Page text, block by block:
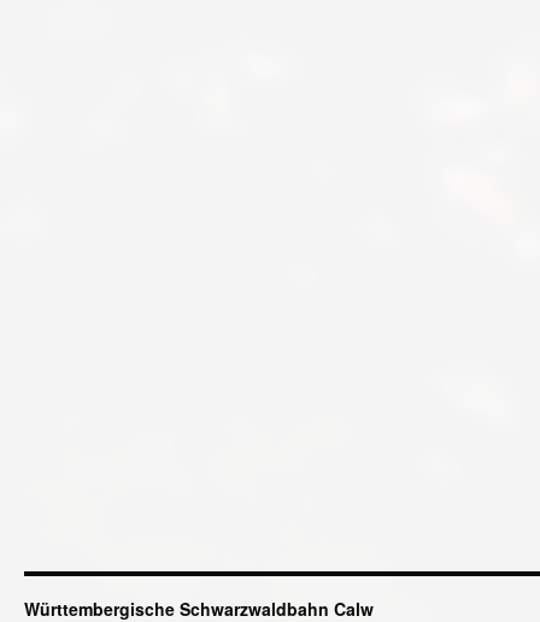
Württembergische Schwarzwaldbahn Calw